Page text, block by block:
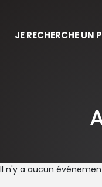
JE RECHERCHE UN
Il n'y a aucun